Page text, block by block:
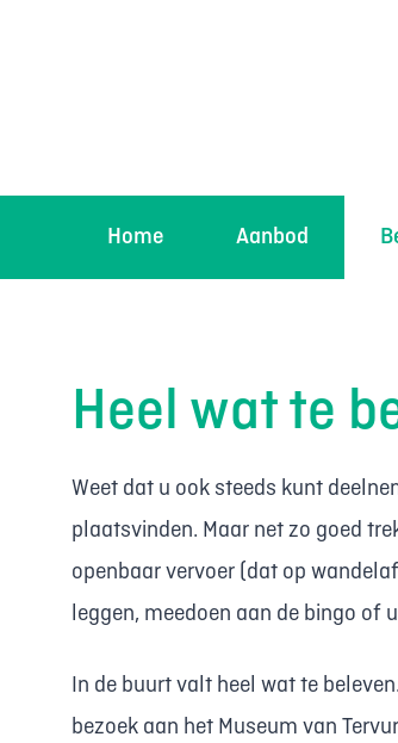
Home Aanbod
Heel wat te
Weet dat u ook steeds kunt
plaatsvinden. Maar net zo goed
openbaar vervoer (dat op
leggen, meedoen aan de bingo of
In de buurt valt heel wat te
bezoek aan het Museum van